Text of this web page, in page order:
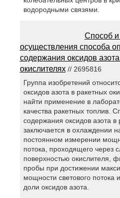
водородными связями.
Способ и
осуществления способа
содержания оксидов
окислителях// 2695816
Группа изобретений
оксидов азота в ракетных
найти применение в
качества ракетных топлив.
содержания оксидов азота в
заключается в охлаждении
постоянном измерении
потока, проходящего через
поверхностью окислителя,
пробы при достижении
мощности светового потока
доли оксидов азота.